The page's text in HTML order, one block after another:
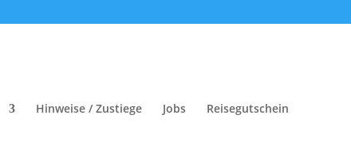
Hinweise / Zustiege Jobs Reisegutschein